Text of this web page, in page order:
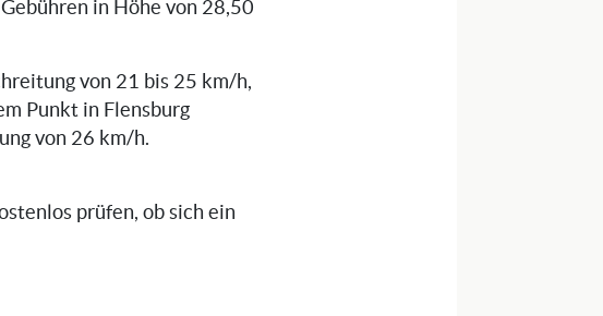
in Höhe von 28,50
von 21 bis 25 km/h,
Punkt in Flensburg
von 26 km/h.
prüfen, ob sich ein